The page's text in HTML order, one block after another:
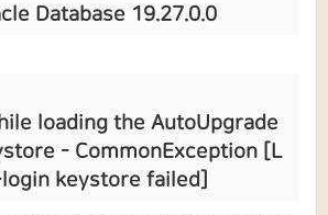
Database 19.27.0.0
loading the AutoUpgrade
- CommonException [L
keystore failed]